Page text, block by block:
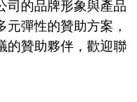
司的品牌形象與產品
彈性的贊助方案，
的贊助夥伴，歡迎聯